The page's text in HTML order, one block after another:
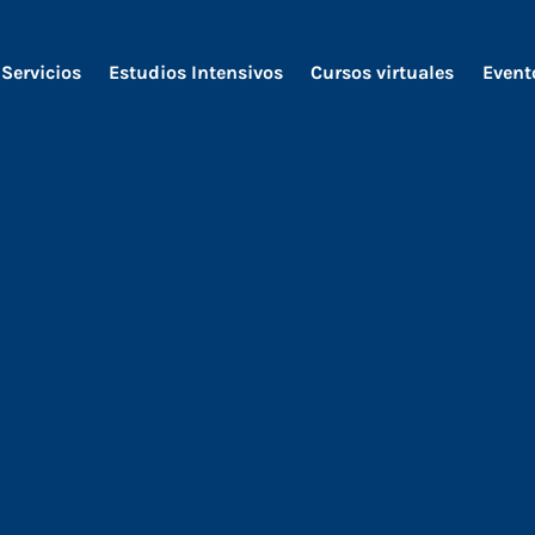
Servicios Estudios Intensivos Cursos virtuales